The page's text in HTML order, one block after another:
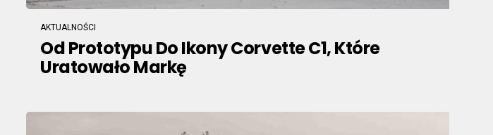
AKTUALNOŚCI
Od Prototypu Do Ikony Corvette C1, Które
Uratowało Markę